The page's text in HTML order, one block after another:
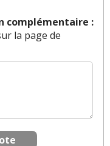
complémentaire :
la page de